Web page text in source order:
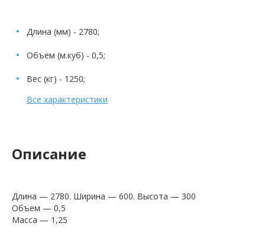
Длина (мм) - 2780;
Объем (м.куб) - 0,5;
Вес (кг) - 1250;
Все характеристики
Описание
Длина — 2780. Ширина — 600. Высота — 300
Объем — 0,5
Масса — 1,25